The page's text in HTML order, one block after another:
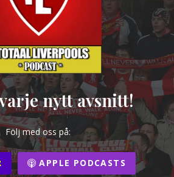
nytt avsnitt!
Följ med oss på:
APPLE PODCASTS